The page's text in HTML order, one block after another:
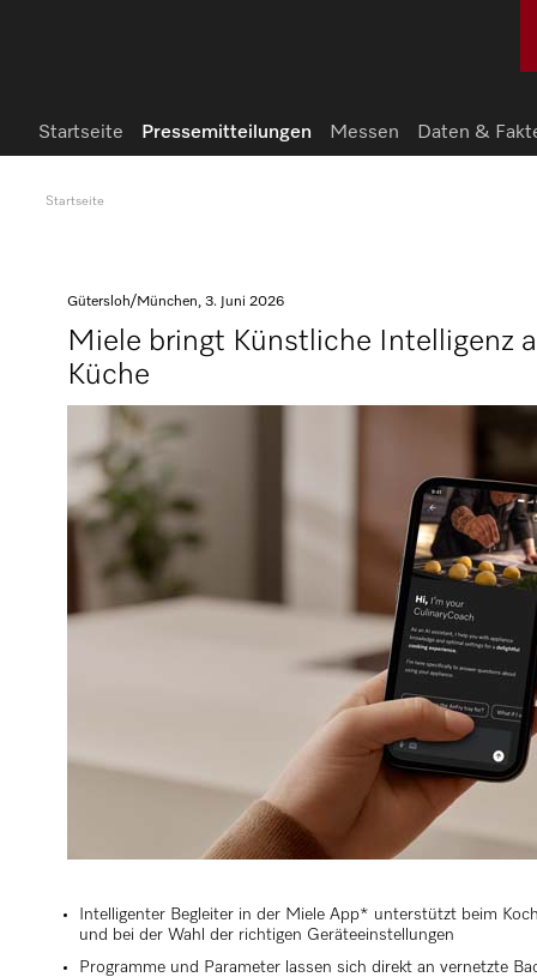
Startseite
Miele bringt Künstliche Intelligenz
Küche
Gütersloh/München, 3. Juni 2026
Intelligenter Begleiter in der Miele App* unterstützt beim
und bei der Wahl der richtigen Geräteeinstellungen
Programme und Parameter lassen sich direkt an vernetzte
Startseite Pressemitteilungen Messen Daten &